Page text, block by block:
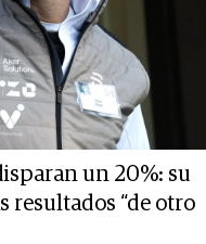
un 20%: su
resultados “de otro